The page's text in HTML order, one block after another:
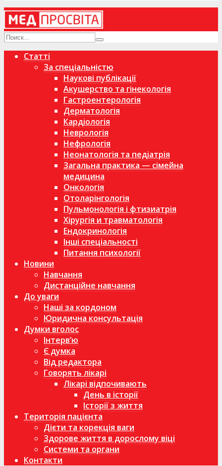
Статті
За спеціальністю
Наукові публікації
Акушерство та гінекологія
Гастроентерологія
Дерматологія
Кардіологія
Неврологія
Нефрологія
Неонатологія та педіатрія
Загальна практика — сімейна
медицина
Онкологія
Отоларінгологія
Пульмонологія і фтизиатрія
Хірургія и травматологія
Ендокринологія
Інші спеціальності
Питання психології
Новини
Навчання
Дистанційне навчання
До уваги
Наші за кордоном
Юридична консультація
Думки вголос
Інтерв’ю
Є думка
Від редактора
Говорять лікарі
Лікарі відпочивають
День в історії
Історії з життя
Територія пацієнта
Дієти та корекція ваги
Здорове життя в дорослому віці
Системи та органи
Контакти